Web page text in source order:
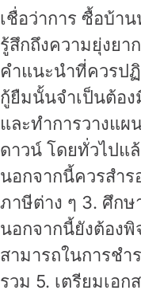
เชื่อว่าการ ซื้อบ้า
รู้สึกถึงความยุ่งย
คำแนะนำที่ควรป
กู้ยืมนั้นจำเป็นต้อง
และทำการวางแผ
ดาวน์ โดยทั่วไปแ
นอกจากนี้ควรสำร
ภาษีต่าง ๆ 3. ศึกษ
นอกจากนี้ยังต้องพิ
สามารถในการช
รวม 5. เตรียมเอ